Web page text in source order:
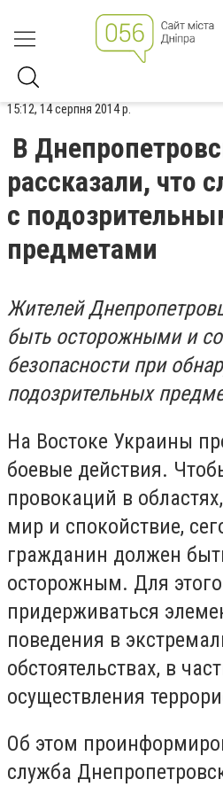
15:12, 14 серпня 2014 р.
В
рассказали, что
с
предметами
Жителей
быть осторожными и
безопасности при
подозрительных
На Востоке Украины
боевые действия.
провокаций в
мир и спокойствие,
гражданин должен
осторожным. Для этого
придерживаться
поведения в
обстоятельствах, в
осуществления
Об этом
служба